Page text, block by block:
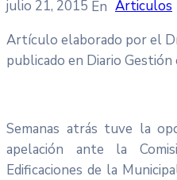
julio 21, 2015
Articulos
Artículo elaborado por el
publicado en Diario
Semanas atrás tuve la
apelación ante la
Edificaciones de la